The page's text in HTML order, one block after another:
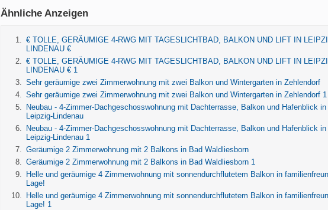
Ähnliche Anzeigen
€ TOLLE, GERÄUMIGE 4-RWG MIT TAGESLICHTBAD, BALKON UND LIFT IN
LINDENAU €
€ TOLLE, GERÄUMIGE 4-RWG MIT TAGESLICHTBAD, BALKON UND LIFT IN
LINDENAU € 1
Sehr geräumige zwei Zimmerwohnung mit zwei Balkon und Wintergarten in Zehlendorf
Sehr geräumige zwei Zimmerwohnung mit zwei Balkon und Wintergarten in Zehlendorf 1
Neubau - 4-Zimmer-Dachgeschosswohnung mit Dachterrasse, Balkon und Hafenblick in
Leipzig-Lindenau
Neubau - 4-Zimmer-Dachgeschosswohnung mit Dachterrasse, Balkon und Hafenblick in
Leipzig-Lindenau 1
Geräumige 2 Zimmerwohnung mit 2 Balkons in Bad Waldliesborn
Geräumige 2 Zimmerwohnung mit 2 Balkons in Bad Waldliesborn 1
Helle und geräumige 4 Zimmerwohnung mit sonnendurchflutetem Balkon in
Lage!
Helle und geräumige 4 Zimmerwohnung mit sonnendurchflutetem Balkon in
Lage! 1